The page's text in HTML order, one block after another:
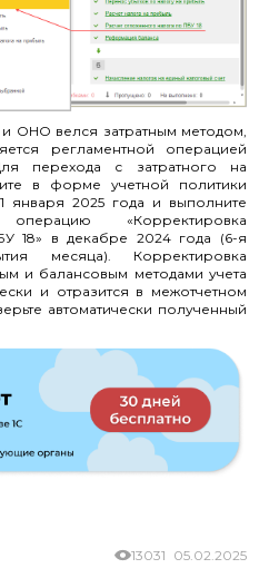
ОНО велся затратным методом,
регламентной операцией
перехода с затратного на
в форме учетной политики
января 2025 года и выполните
«Корректировка
18» в декабре 2024 года (6-я
месяца). Корректировка
и балансовым методами учета
и отразится в межотчетном
автоматически полученный
05.02.2025
13031